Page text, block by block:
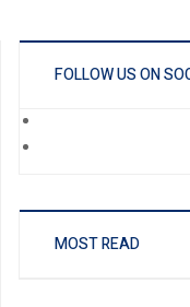
FOLLOW US ON
MOST READ